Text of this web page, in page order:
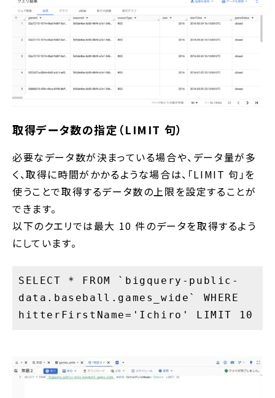
取得データ数の指定（LIMIT 句）
必要なデータ数が決まっている場合や、データ量が多
く、取得に時間がかかるような場合は、「LIMIT 句」を
使うことで取得するデータ数の上限を設定することが
できます。
以下のクエリでは最大 10 件のデータを取得するよう
にしています。
SELECT * FROM `bigquery-public-
data.baseball.games_wide` WHERE
hitterFirstName='Ichiro' LIMIT 10